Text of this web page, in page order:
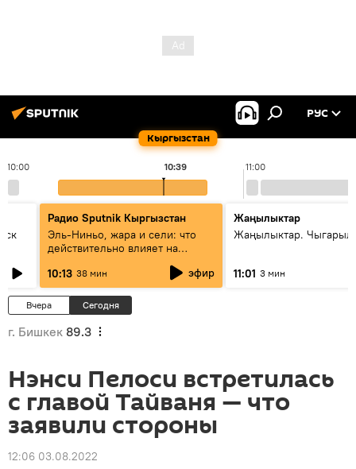
Кыргызстан
РУС
10:00 11:00
10:39
Радио Sputnik Кыргызстан
Эль-Ниньо, жара и сели: что
действительно влияет на
10:13 38 мин эфир
Жаңылыктар
Жаңылыктар.
11:01 3 мин
Вчера Сегодня
г. Бишкек 89.3
Нэнси Пелоси встретилась
с главой Тайваня — что
заявили стороны
12:06 03.08.2022